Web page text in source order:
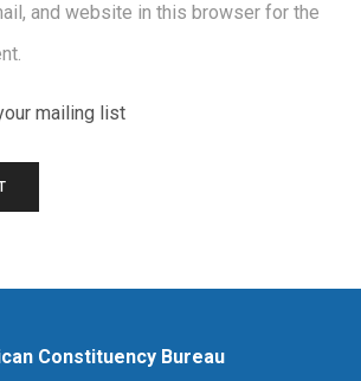
and website in this browser for the
mailing list
Constituency Bureau